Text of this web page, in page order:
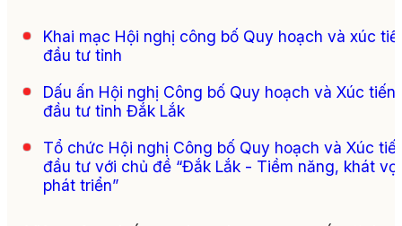
Khai mạc Hội nghị công bố Quy hoạch và xúc
đầu tư tỉnh
Dấu ấn Hội nghị Công bố Quy hoạch và Xúc tiến
đầu tư tỉnh Đắk Lắk
Tổ chức Hội nghị Công bố Quy hoạch và Xúc
đầu tư với chủ đề “Đắk Lắk - Tiềm năng, khát
phát triển”